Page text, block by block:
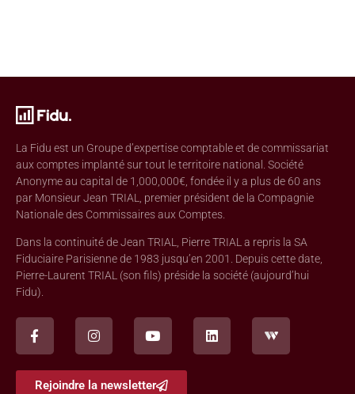
La Fidu est un Groupe d’expertise comptable et de commissariat
aux comptes implanté sur tout le territoire national. Société
Anonyme au capital de 1,000,000€, fondée il y a plus de 60 ans
par Monsieur Jean TRIAL, premier président de la Compagnie
Nationale des Commissaires aux Comptes.
Dans la continuité de Jean TRIAL, Pierre TRIAL a repris la SA
Fiduciaire Parisienne de 1983 jusqu’en 2001. Depuis cette date,
Pierre-Laurent TRIAL (son fils) préside la société (aujourd’hui
Fidu).
Rejoindre la newsletter